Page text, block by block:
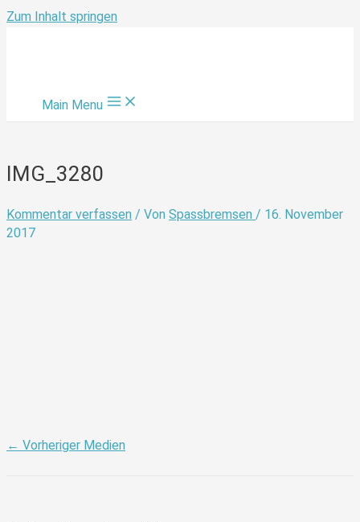
Zum Inhalt springen
Main Menu
IMG_3280
Kommentar verfassen / Von Spassbremsen / 16. November
2017
← Vorheriger Medien